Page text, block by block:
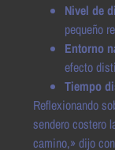
Nivel de
pequeño
Entorno
efecto
Tiempo
Reflexionando
sendero costero
camino,» dijo